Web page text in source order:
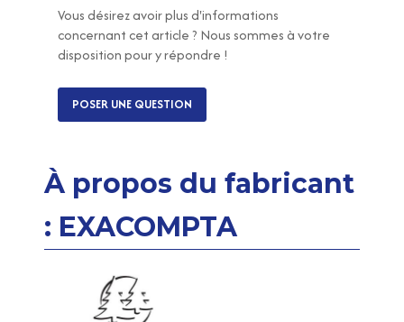
Vous désirez avoir plus d'informations
concernant cet article ? Nous sommes à votre
disposition pour y répondre !
POSER UNE QUESTION
À propos du fabricant
: EXACOMPTA